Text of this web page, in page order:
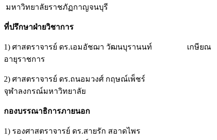
มหาวิทยาลัยราชภัฏกาญจนบุรี
ที่ปรึกษาฝ่ายวิชาการ
1) ศาสตราจารย์ ดร.เอมอัชฌา วัฒนบุรานนท์ เกษียณ
อายุราชการ
2) ศาสตราจารย์ ดร.ถนอมวงศ์ กฤษณ์เพ็ชร์
จุฬาลงกรณ์มหาวิทยาลัย
กองบรรณาธิการภายนอก
1) รองศาสตราจารย์ ดร.สายรัก สอาดไพร